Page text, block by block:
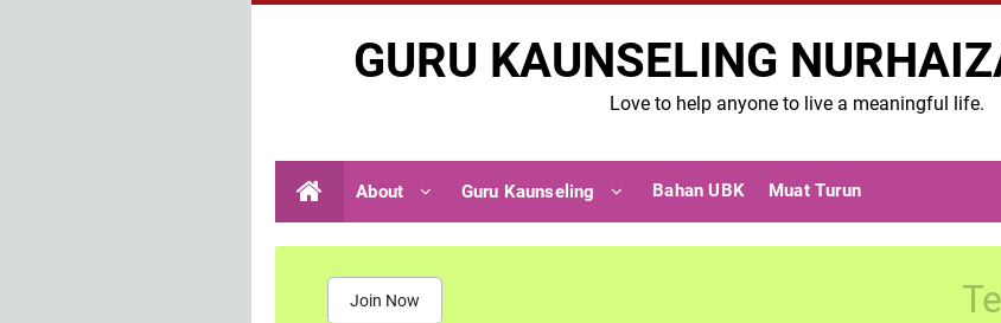
GURU KAUNSELING
Love to help anyone to live a meaningful life.
About Guru Kaunseling Bahan UBK Muat Turun
Join Now